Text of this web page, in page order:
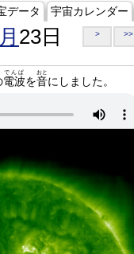
データ 宇宙カレンダー
23日 > >>
電波
でんぱ
を音
おと
にしました。